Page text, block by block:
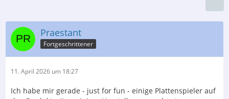
Praestant
Fortgeschrittener
11. April 2026 um 18:27
Ich habe mir gerade - just for fun - einige Plattenspieler auf